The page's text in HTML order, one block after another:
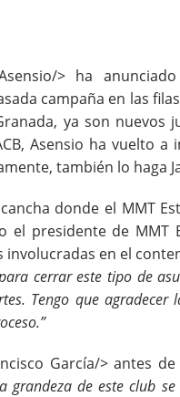
> ha
campaña en las
ya son nuevos
Asensio ha vuelto
también lo haga
donde el MMT
el presidente de MMT
en el
cerrar este tipo de
Tengo que
García/> antes
grandeza de este club